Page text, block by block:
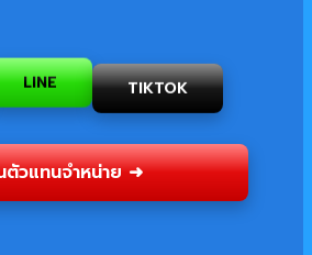
LINE TIKTOK
ตัวแทนจำหน่าย ➜